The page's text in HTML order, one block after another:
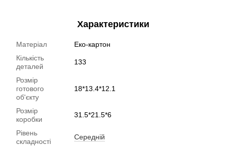
Характеристики
Матеріал
Еко-картон
Кількість
деталей
133
Розмір
готового
об'єкту
18*13.4*12.1
Розмір
коробки
31.5*21.5*6
Рівень
складності
Середній